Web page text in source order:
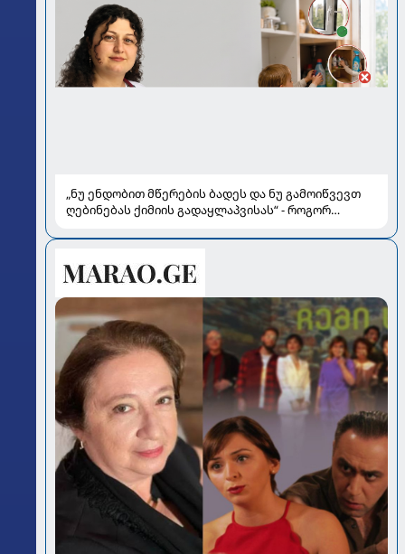
„ნუ ენდობით მწერების ბადეს და ნუ გამოიწვევთ
ღებინებას ქიმიის გადაყლაპვისას“ - როგორ
სალომე ახვლედიანის რჩევები